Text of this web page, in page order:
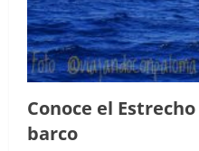
Conoce el
barco